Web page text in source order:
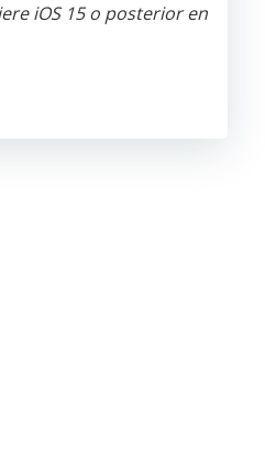
iOS 15 o posterior en